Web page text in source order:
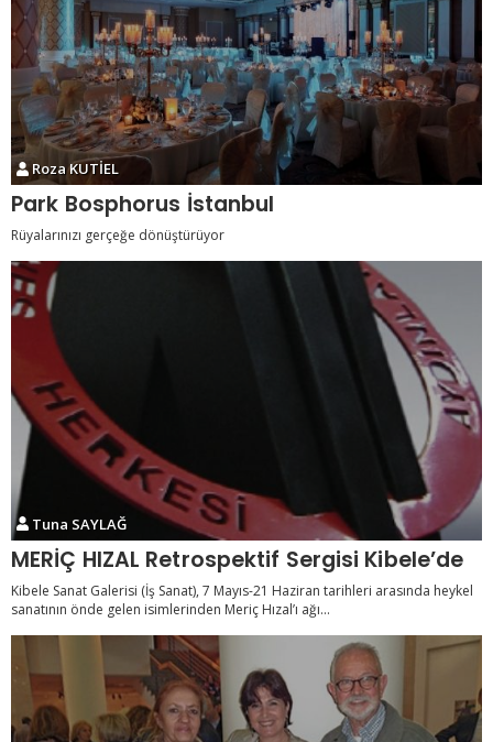
Roza KUTİEL
Park Bosphorus İstanbul
Rüyalarınızı gerçeğe dönüştürüyor
Tuna SAYLAĞ
MERİÇ HIZAL Retrospektif Sergisi Kibele’de
Kibele Sanat Galerisi (İş Sanat), 7 Mayıs-21 Haziran tarihleri arasında heykel
sanatının önde gelen isimlerinden Meriç Hızal’ı ağı...